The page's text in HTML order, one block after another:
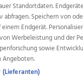
des
i.at OÖNow
OÖNachrichten
OÖN Reise
wasistlos.at
Standortdaten.
abfragen. Speichern von
Endgerät.
Werbeleistung und der
sowie
Angeboten.